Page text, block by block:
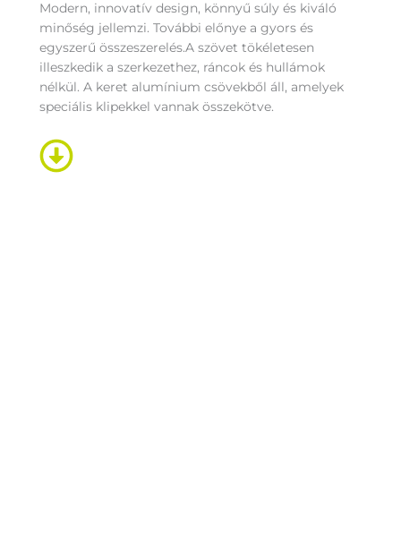
Modern, innovatív design, könnyű súly és kiváló
minőség jellemzi. További előnye a gyors és
egyszerű összeszerelés.A szövet tökéletesen
illeszkedik a szerkezethez, ráncok és hullámok
nélkül. A keret alumínium csövekből áll, amelyek
speciális klipekkel vannak összekötve.